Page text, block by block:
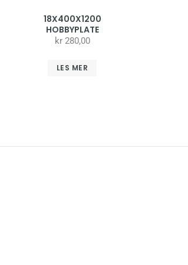
18X400X1200
HOBBYPLATE
kr280,00
LES MER